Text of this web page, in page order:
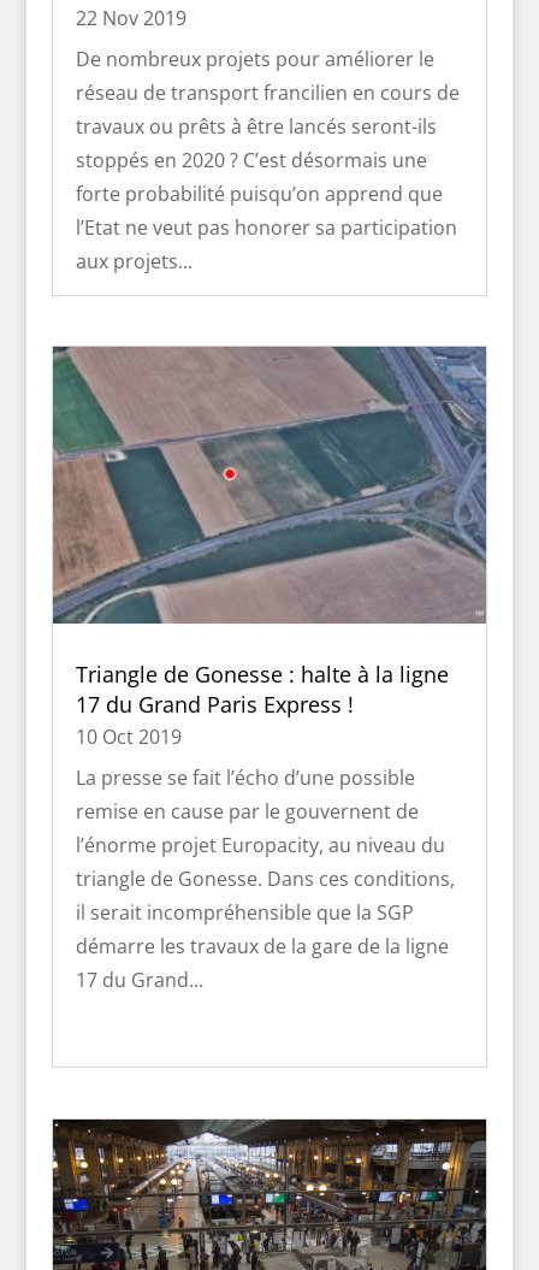
22 Nov 2019
De nombreux projets pour améliorer le
réseau de transport francilien en cours de
travaux ou prêts à être lancés seront-ils
stoppés en 2020 ? C’est désormais une
forte probabilité puisqu’on apprend que
l’Etat ne veut pas honorer sa participation
aux projets...
Triangle de Gonesse : halte à la ligne
17 du Grand Paris Express !
10 Oct 2019
La presse se fait l’écho d’une possible
remise en cause par le gouvernent de
l’énorme projet Europacity, au niveau du
triangle de Gonesse. Dans ces conditions,
il serait incompréhensible que la SGP
démarre les travaux de la gare de la ligne
17 du Grand...